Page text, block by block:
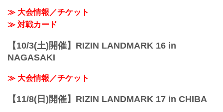
≫ 大会情報／チケット
≫ 対戦カード
【10/3(土)開催】RIZIN LANDMARK 16 in
NAGASAKI
≫ 大会情報／チケット
【11/8(日)開催】RIZIN LANDMARK 17 in CHIBA